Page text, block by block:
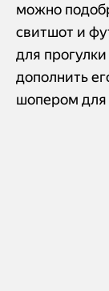
можно
свитшот и
для
дополнить
шопером